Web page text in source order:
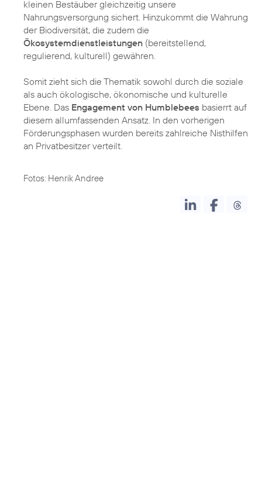
kleinen Bestäuber gleichzeitig unsere
Nahrungsversorgung sichert. Hinzukommt die Wahrung
der Biodiversität, die zudem die
Ökosystemdienstleistungen (bereitstellend,
regulierend, kulturell) gewähren.
Somit zieht sich die Thematik sowohl durch die soziale
als auch ökologische, ökonomische und kulturelle
Ebene. Das Engagement von Humblebees basierrt auf
diesem allumfassenden Ansatz. In den vorherigen
Förderungsphasen wurden bereits zahlreiche Nisthilfen
an Privatbesitzer verteilt.
Fotos: Henrik Andree